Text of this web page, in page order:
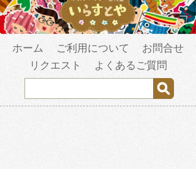
ホーム ご利用について
お問合せ
リクエスト
よくあるご質問